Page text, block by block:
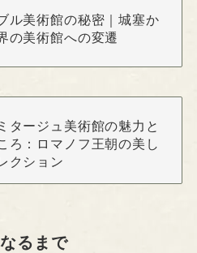
ル美術館の秘密｜城塞か
の美術館への変遷
タージュ美術館の魅力と
ろ：ロマノフ王朝の美し
クション
るまで